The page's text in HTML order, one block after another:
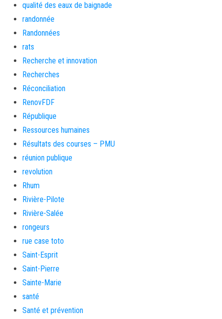
qualité des eaux de baignade
randonnée
Randonnées
rats
Recherche et innovation
Recherches
Réconciliation
RenovFDF
République
Ressources humaines
Résultats des courses – PMU
réunion publique
revolution
Rhum
Rivière-Pilote
Rivière-Salée
rongeurs
rue case toto
Saint-Esprit
Saint-Pierre
Sainte-Marie
santé
Santé et prévention